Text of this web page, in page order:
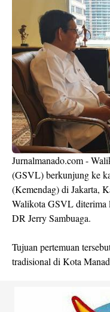
Jurnalmanado.com -
(GSVL) berkunjung ke
(Kemendag) di Jakarta,
Walikota GSVL diterima
DR Jerry Sambuaga.
Tujuan pertemuan
tradisional di Kota